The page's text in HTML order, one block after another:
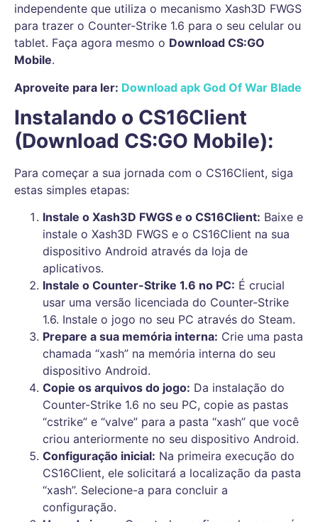
independente que utiliza o mecanismo Xash3D FWGS
para trazer o Counter-Strike 1.6 para o seu celular ou
tablet. Faça agora mesmo o Download CS:GO
Mobile.
Aproveite para ler: Download apk God Of War Blade
Instalando o CS16Client
(Download CS:GO Mobile):
Para começar a sua jornada com o CS16Client, siga
estas simples etapas:
Instale o Xash3D FWGS e o CS16Client: Baixe e
instale o Xash3D FWGS e o CS16Client na sua
dispositivo Android através da loja de
aplicativos.
Instale o Counter-Strike 1.6 no PC: É crucial
usar uma versão licenciada do Counter-Strike
1.6. Instale o jogo no seu PC através do Steam.
Prepare a sua memória interna: Crie uma pasta
chamada “xash” na memória interna do seu
dispositivo Android.
Copie os arquivos do jogo: Da instalação do
Counter-Strike 1.6 no seu PC, copie as pastas
“cstrike” e “valve” para a pasta “xash” que você
criou anteriormente no seu dispositivo Android.
Configuração inicial: Na primeira execução do
CS16Client, ele solicitará a localização da pasta
“xash”. Selecione-a para concluir a
configuração.